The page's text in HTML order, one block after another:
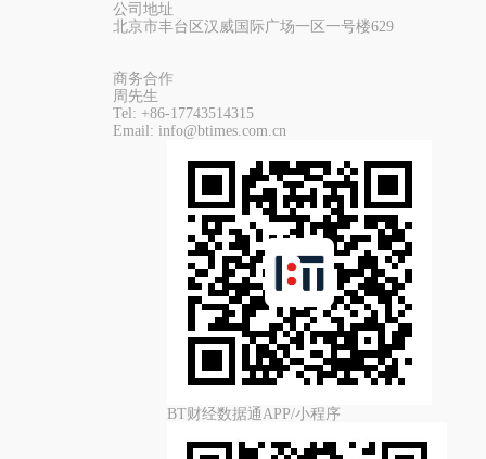
公司地址
北京市丰台区汉威国际广场一区一号楼629
商务合作
周先生
Tel: +86-17743514315
Email: info@btimes.com.cn
BT财经数据通APP/小程序